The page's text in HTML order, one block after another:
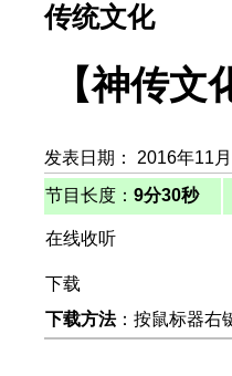
传统文化
【神传
发表日期： 2016年11
节目长度： 9分30秒
在线收听
下载
下载方法：按鼠标器右